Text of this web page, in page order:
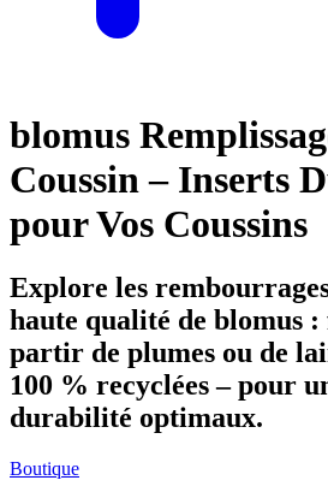
blomus
Coussin – Inserts
pour Vos Coussins
Explore les
haute qualité de blomus :
partir de plumes ou de
100 % recyclées – pour
durabilité optimaux.
Boutique